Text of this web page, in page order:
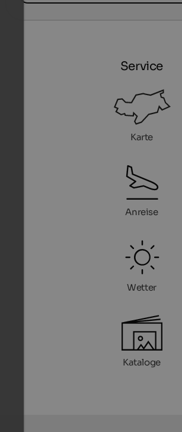
Service
Karte
Anreise
Wetter
Kataloge